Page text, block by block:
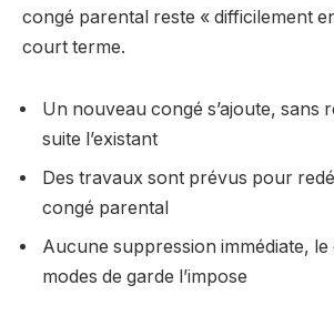
congé parental reste « difficilement
court terme.
Un nouveau congé s’ajoute, sans
suite l’existant
Des travaux sont prévus pour
congé parental
Aucune suppression immédiate, le
modes de garde l’impose